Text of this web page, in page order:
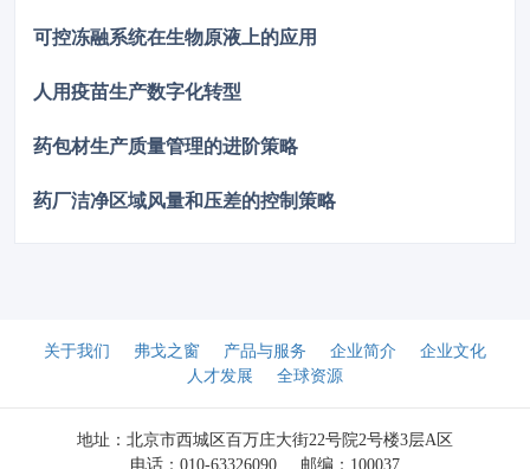
可控冻融系统在生物原液上的应用
人用疫苗生产数字化转型
药包材生产质量管理的进阶策略
药厂洁净区域风量和压差的控制策略
关于我们 弗戈之窗 产品与服务 企业简介
企业文化
人才发展
全球资源
地址：北京市西城区百万庄大街22号院2号楼3层A区
电话：010-63326090
邮编：100037